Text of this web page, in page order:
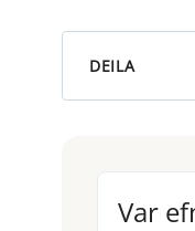
DEILA
Var
Var